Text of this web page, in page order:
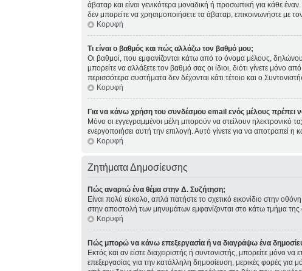
άβαταρ και είναι γενικότερα μοναδική ή προσωπική για κάθε
δεν μπορείτε να χρησιμοποιήσετε τα άβαταρ, επικοινωνήστε με
Κορυφή
Τι είναι ο βαθμός και πώς αλλάζω τον βαθμό μου;
Οι βαθμοί, που εμφανίζονται κάτω από το όνομα μέλους,
μπορείτε να αλλάξετε τον βαθμό σας οι ίδιοι, διότι γίνετε
περισσότερα συστήματα δεν δέχονται κάτι τέτοιο και ο
Κορυφή
Για να κάνω χρήση του συνδέσμου email ενός μέλους πρέπει
Μόνο οι εγγεγραμμένοι μέλη μπορούν να στείλουν ηλεκτρονικό
ενεργοποιήσει αυτή την επιλογή. Αυτό γίνετε για να
Κορυφή
Ζητήματα Δημοσίευσης
Πώς αναρτώ ένα θέμα στην Δ. Συζήτηση;
Είναι πολύ εύκολο, απλά πατήστε το σχετικό εικονίδιο στην
στην αποστολή των μηνυμάτων εμφανίζονται στο κάτω τμήμα
Κορυφή
Πώς μπορώ να κάνω επεξεργασία ή να διαγράψω ένα
Εκτός και αν είστε διαχειριστής ή συντονιστής, μπορείτε μόνο
επεξεργασίας για την κατάλληλη δημοσίευση, μερικές φορές